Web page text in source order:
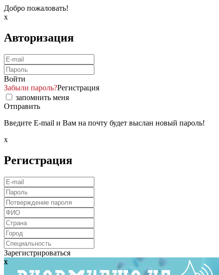
Добро пожаловать!
x
Авторизация
Войти
Забыли пароль?Регистрация
запомнить меня
Отправить
Введите E-mail и Вам на почту будет выслан новый пароль!
x
Регистрация
Зарегистрироваться
x
x